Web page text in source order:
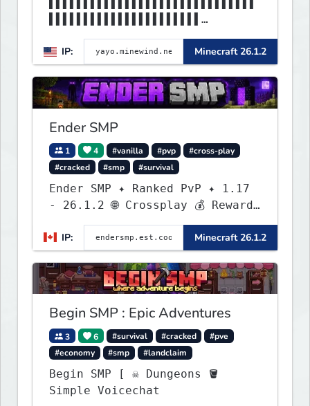
▌▌▌▌▌▌▌▌▌▌▌▌▌▌▌▌▌▌▌▌▌▌▌▌▌▌▌▌MI
NEWIND▌▌▌▌▌▌▌▌▌▌▌▌▌▌▌▌
IP: Minecraft 26.1.2
Ender SMP
1 4 #vanilla #pvp
#cross-play
#cracked
#smp #survival
Ender SMP ✦ Ranked PvP ✦ 1.17
- 26.1.2 🌐 Crossplay 💰 Rewards
IP:
Minecraft 26.1.2
Begin SMP : Epic Adventures
3 6 #survival #cracked
#pve
#economy
#smp #landclaim
Begin SMP [ ☠ Dungeons 🪣
Simple Voicechat